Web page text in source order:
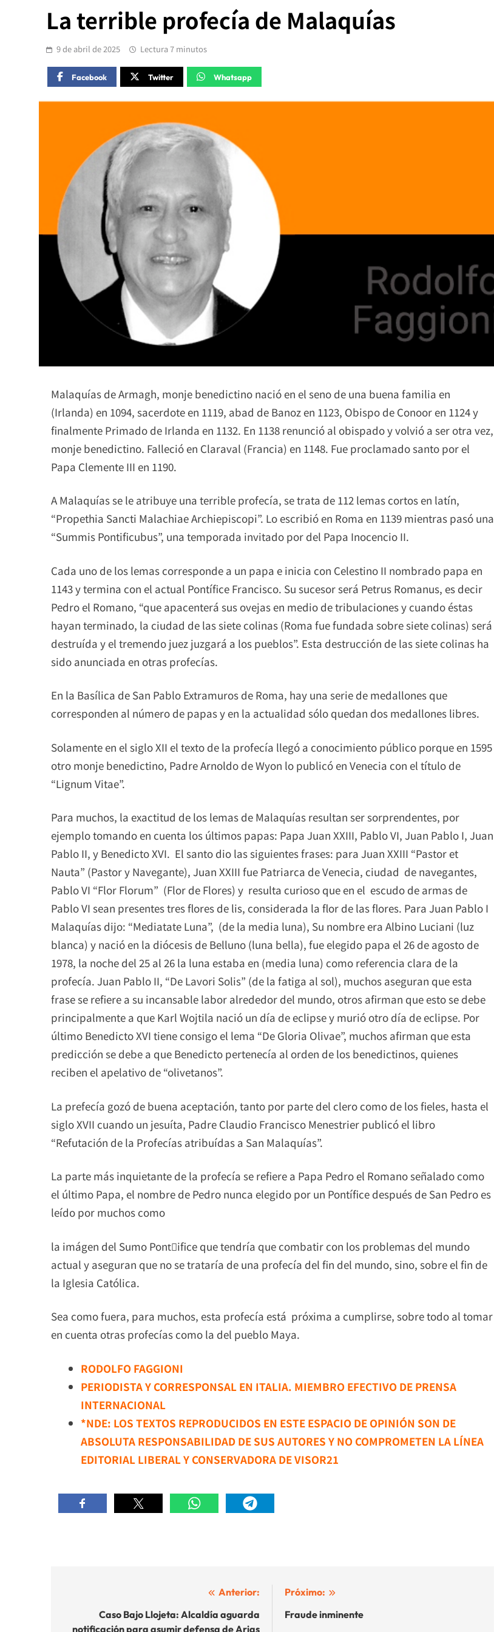
La terrible profecía de Malaquías
9 de abril de 2025 Lectura 7 minutos
Facebook Twitter Whatsapp
Malaquías de Armagh, monje benedictino nació en el seno de una buena familia en
(Irlanda) en 1094, sacerdote en 1119, abad de Banoz en 1123, Obispo de Conoor en 1124 y
finalmente Primado de Irlanda en 1132. En 1138 renunció al obispado y volvió a ser otra vez,
monje benedictino. Falleció en Claraval (Francia) en 1148. Fue proclamado santo por el
Papa Clemente III en 1190.
A Malaquías se le atribuye una terrible profecía, se trata de 112 lemas cortos en latín,
“Propethia Sancti Malachiae Archiepiscopi”. Lo escribió en Roma en 1139 mientras pasó una
“Summis Pontificubus”, una temporada invitado por del Papa Inocencio II.
Cada uno de los lemas corresponde a un papa e inicia con Celestino II nombrado papa en
1143 y termina con el actual Pontífice Francisco. Su sucesor será Petrus Romanus, es decir
Pedro el Romano, “que apacenterá sus ovejas en medio de tribulaciones y cuando éstas
hayan terminado, la ciudad de las siete colinas (Roma fue fundada sobre siete colinas) será
destruída y el tremendo juez juzgará a los pueblos”. Esta destrucción de las siete colinas ha
sido anunciada en otras profecías.
En la Basílica de San Pablo Extramuros de Roma, hay una serie de medallones que
corresponden al número de papas y en la actualidad sólo quedan dos medallones libres.
Solamente en el siglo XII el texto de la profecía llegó a conocimiento público porque en 1595
otro monje benedictino, Padre Arnoldo de Wyon lo publicó en Venecia con el título de
“Lignum Vitae”.
Para muchos, la exactitud de los lemas de Malaquías resultan ser sorprendentes, por
ejemplo tomando en cuenta los últimos papas: Papa Juan XXIII, Pablo VI, Juan Pablo I, Juan
Pablo II, y Benedicto XVI. El santo dio las siguientes frases: para Juan XXIII “Pastor et
Nauta” (Pastor y Navegante), Juan XXIII fue Patriarca de Venecia, ciudad de navegantes,
Pablo VI “Flor Florum” (Flor de Flores) y resulta curioso que en el escudo de armas de
Pablo VI sean presentes tres flores de lis, considerada la flor de las flores. Para Juan Pablo I
Malaquías dijo: “Mediatate Luna”, (de la media luna), Su nombre era Albino Luciani (luz
blanca) y nació en la diócesis de Belluno (luna bella), fue elegido papa el 26 de agosto de
1978, la noche del 25 al 26 la luna estaba en (media luna) como referencia clara de la
profecía. Juan Pablo II, “De Lavori Solis” (de la fatiga al sol), muchos aseguran que esta
frase se refiere a su incansable labor alrededor del mundo, otros afirman que esto se debe
principalmente a que Karl Wojtila nació un día de eclipse y murió otro día de eclipse. Por
último Benedicto XVI tiene consigo el lema “De Gloria Olivae”, muchos afirman que esta
predicción se debe a que Benedicto pertenecía al orden de los benedictinos, quienes
reciben el apelativo de “olivetanos”.
La prefecía gozó de buena aceptación, tanto por parte del clero como de los fieles, hasta el
siglo XVII cuando un jesuíta, Padre Claudio Francisco Menestrier publicó el libro
“Refutación de la Profecías atribuídas a San Malaquías”.
La parte más inquietante de la profecía se refiere a Papa Pedro el Romano señalado como
el último Papa, el nombre de Pedro nunca elegido por un Pontífice después de San Pedro es
leído por muchos como
la imágen del Sumo Pontٌifice que tendría que combatir con los problemas del mundo
actual y aseguran que no se trataría de una profecía del fin del mundo, sino, sobre el fin de
la Iglesia Católica.
Sea como fuera, para muchos, esta profecía está próxima a cumplirse, sobre todo al tomar
en cuenta otras profecías como la del pueblo Maya.
RODOLFO FAGGIONI
PERIODISTA Y CORRESPONSAL EN ITALIA. MIEMBRO EFECTIVO DE PRENSA
INTERNACIONAL
*NDE: LOS TEXTOS REPRODUCIDOS EN ESTE ESPACIO DE OPINIÓN SON DE
ABSOLUTA RESPONSABILIDAD DE SUS AUTORES Y NO COMPROMETEN LA LÍNEA
EDITORIAL LIBERAL Y CONSERVADORA DE VISOR21
Anterior:
Caso Bajo Llojeta: Alcaldía aguarda
notificación para asumir defensa de Arias
Próximo:
Fraude inminente